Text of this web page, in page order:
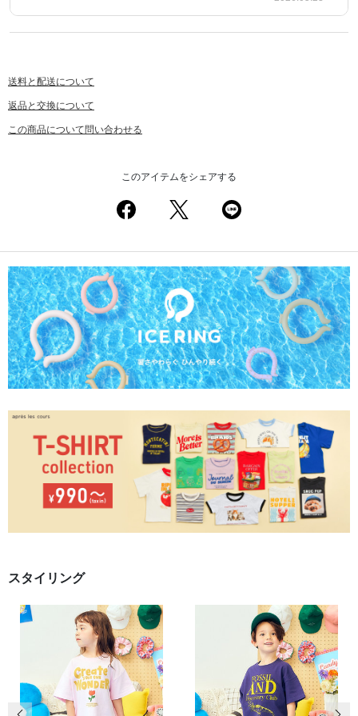
送料と配送について
返品と交換について
この商品について問い合わせる
このアイテムをシェアする
スタイリング
前の画像 次